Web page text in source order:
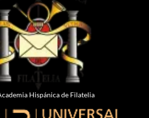
Hispánica de Filatelia